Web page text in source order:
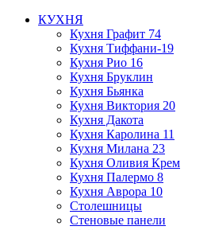
КУХНЯ
Кухня Графит 74
Кухня Тиффани-19
Кухня Рио 16
Кухня Бруклин
Кухня Бьянка
Кухня Виктория 20
Кухня Дакота
Кухня Каролина 11
Кухня Милана 23
Кухня Оливия Крем
Кухня Палермо 8
Кухня Аврора 10
Столешницы
Стеновые панели